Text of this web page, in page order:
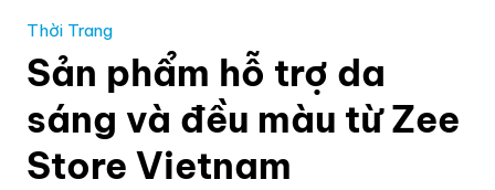
Thời Trang
Sản phẩm hỗ trợ da
sáng và đều màu từ Zee
Store Vietnam